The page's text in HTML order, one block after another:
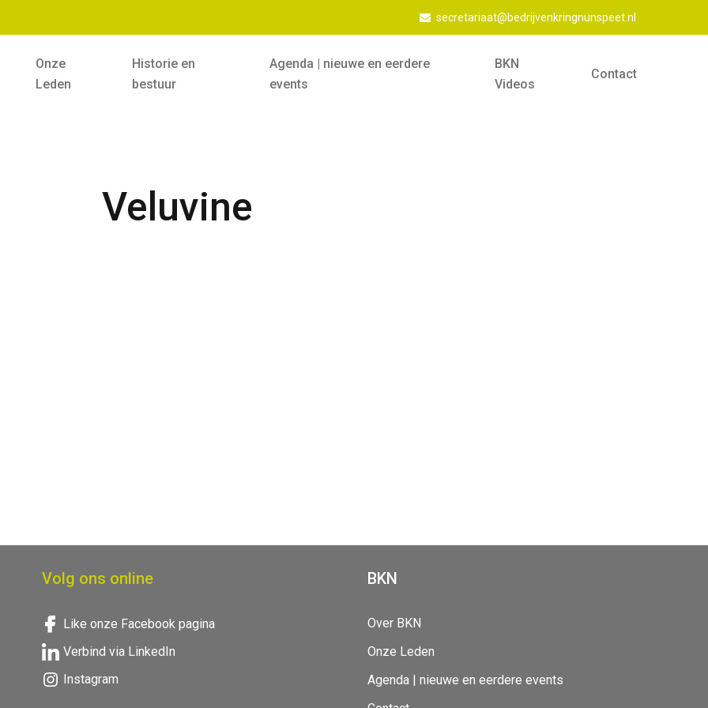
secretariaat@bedrijvenkringnunspeet.nl
Onze
Leden
Historie en
bestuur
Agenda | nieuwe en eerdere
events
BKN
Videos
Contact
Veluvine
Volg ons online
Like onze Facebook pagina
Verbind via LinkedIn
Instagram
BKN
Over BKN
Onze Leden
Agenda | nieuwe en eerdere events